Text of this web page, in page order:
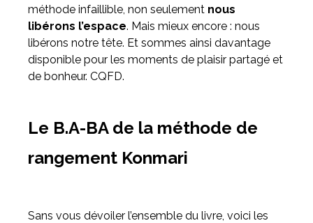
méthode infaillible, non seulement nous
libérons l’espace. Mais mieux encore : nous
libérons notre tête. Et sommes ainsi davantage
disponible pour les moments de plaisir partagé et
de bonheur. CQFD.
Le B.A-BA de la méthode de
rangement Konmari
Sans vous dévoiler l’ensemble du livre, voici les